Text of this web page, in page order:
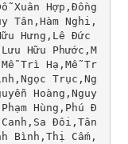
Xuân Hợp,Đồng
Tân,Hàm Nghi,
Hưng,Lê Đức
Hữu Phước,M
Trì Hạ,Mễ Tr
Trục,Ng
Hoàng,Nguy
Hùng,Phú Đ
Đôi,Tân
Bình,Thị Cấm,